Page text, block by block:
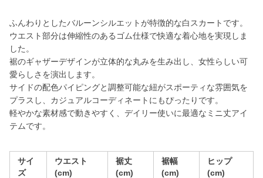
ふんわりとしたバルーンシルエットが特徴的な白スカートです。
ウエスト部分は伸縮性のあるゴム仕様で快適な着心地を実現しま
した。
裾のギャザーデザインが立体的な丸みを生み出し、女性らしい可
愛らしさを演出します。
サイドの配色パイピングと調整可能な紐がスポーティな雰囲気を
プラスし、カジュアルコーディネートにもぴったりです。
軽やかな素材感で動きやすく、デイリー使いに最適なミニ丈アイ
テムです。
サイ
ズ
ウエスト
(cm)
裾丈
(cm)
裾幅
(cm)
ヒップ
(cm)